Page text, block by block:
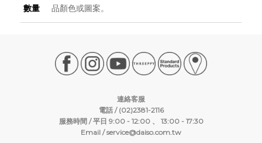
數量
品顏色或圖案。
連絡客服
電話 / (02)2381-2116
服務時間 / 平日 9:00 - 12:00 、 13:00 - 17:30
Email /service@daiso.com.tw